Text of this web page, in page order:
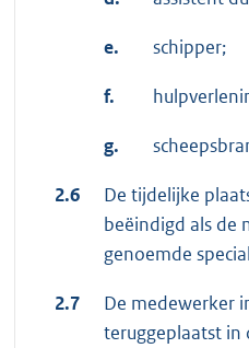
e. schipper;
f.
g.
2.6
De tijdelijke
beëindigd als de
genoemde
2.7
De medewerker
teruggeplaatst in